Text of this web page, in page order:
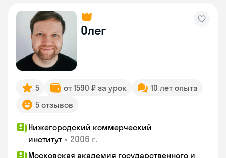
Олег
5 от 1590 ₽ за урок
10 лет опыта
5 отзывов
Нижегородский коммерческий
институт • 2006 г.
Московская академия государственного и